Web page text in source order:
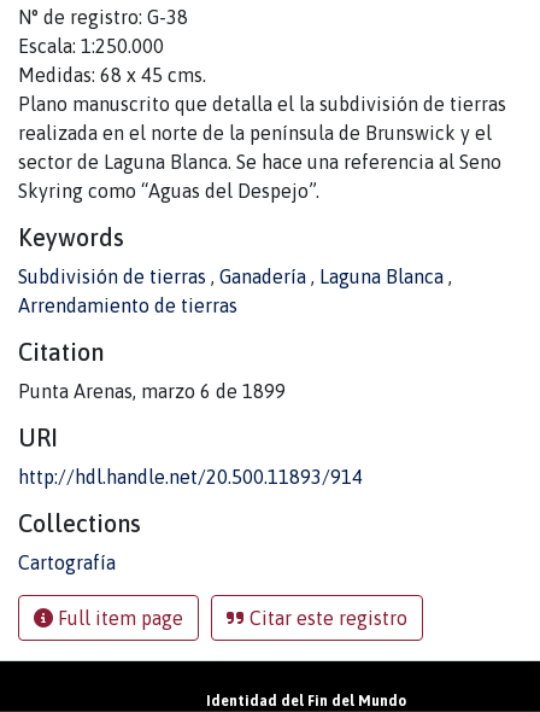
N° de registro: G-38
Escala: 1:250.000
Medidas: 68 x 45 cms.
Plano manuscrito que detalla el la subdivisión de tierras
realizada en el norte de la península de Brunswick y el
sector de Laguna Blanca. Se hace una referencia al Seno
Skyring como “Aguas del Despejo”.
Keywords
Subdivisión de tierras , Ganadería , Laguna Blanca ,
Arrendamiento de tierras
Citation
Punta Arenas, marzo 6 de 1899
URI
http://hdl.handle.net/20.500.11893/914
Collections
Cartografía
Full item page Citar este registro
Identidad del Fin del Mundo